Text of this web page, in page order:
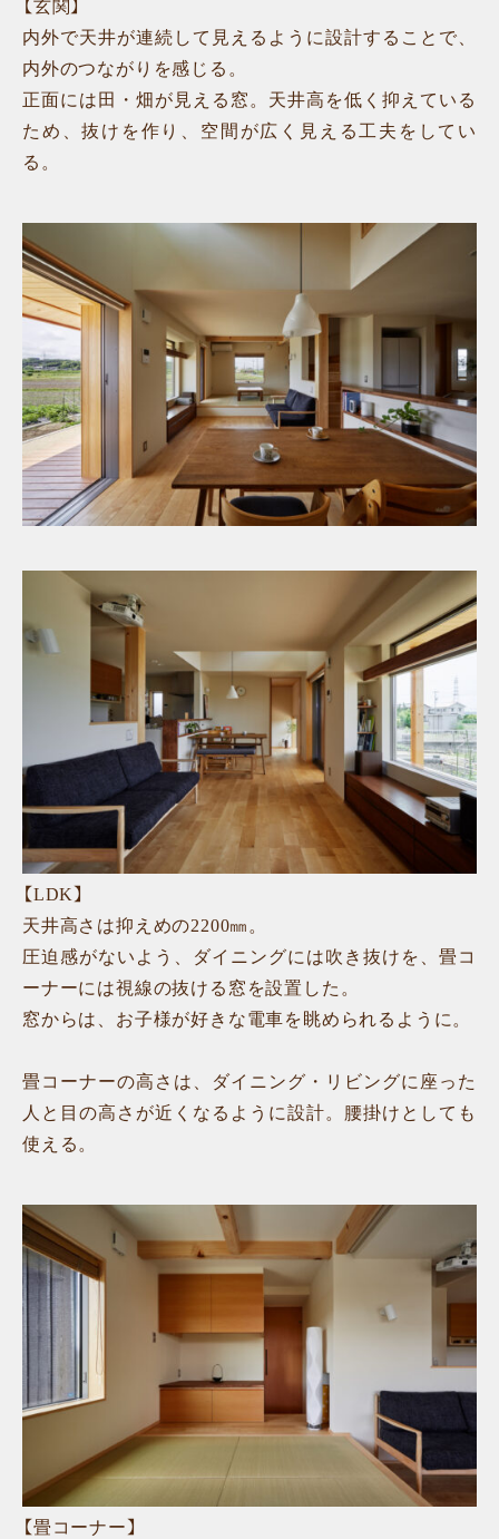
【玄関】
内外で天井が連続して見えるように設計することで、
内外のつながりを感じる。
正面には田・畑が見える窓。天井高を低く抑えている
ため、抜けを作り、空間が広く見える工夫をしてい
る。
【LDK】
天井高さは抑えめの2200㎜。
圧迫感がないよう、ダイニングには吹き抜けを、畳コ
ーナーには視線の抜ける窓を設置した。
窓からは、お子様が好きな電車を眺められるように。
畳コーナーの高さは、ダイニング・リビングに座った
人と目の高さが近くなるように設計。腰掛けとしても
使える。
【畳コーナー】